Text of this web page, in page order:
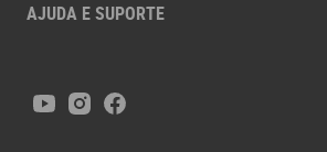
AJUDA E SUPORTE
YoutubeInstagram
Facebook